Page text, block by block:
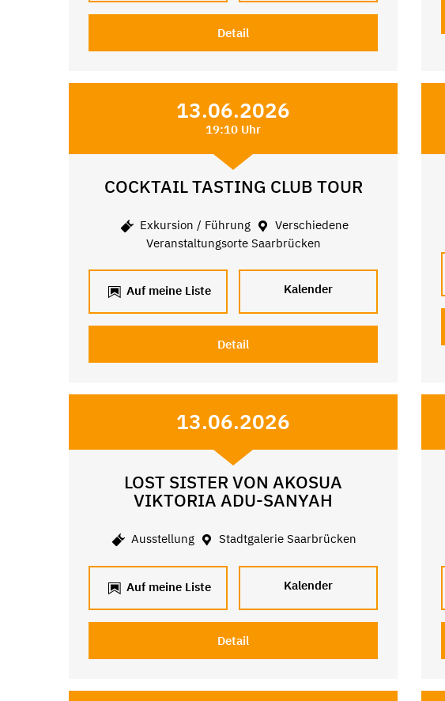
Detail
13.06.2026
19:10 Uhr
COCKTAIL TASTING CLUB TOUR
Exkursion / Führung
Verschiedene
Veranstaltungsorte Saarbrücken
Auf meine Liste Kalender
Detail
13.06.2026
LOST SISTER VON AKOSUA
VIKTORIA ADU-SANYAH
Ausstellung Stadtgalerie Saarbrücken
Auf meine Liste Kalender
Detail